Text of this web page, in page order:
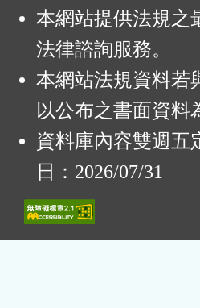
本網站提供法規之
法律諮詢服務。
本網站法規資料若
以公布之書面資料
資料庫內容雙週五
日：2026/07/31